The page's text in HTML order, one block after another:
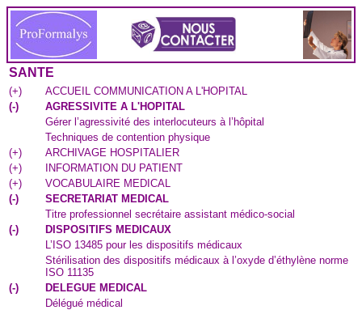
SANTE
(+)
ACCUEIL COMMUNICATION A L'HOPITAL
(-)
AGRESSIVITE A L'HOPITAL
Gérer l’agressivité des interlocuteurs à l’hôpital
Techniques de contention physique
(+)
ARCHIVAGE HOSPITALIER
(+)
INFORMATION DU PATIENT
(+)
VOCABULAIRE MEDICAL
(-)
SECRETARIAT MEDICAL
Titre professionnel secrétaire assistant médico-social
(-)
DISPOSITIFS MEDICAUX
L’ISO 13485 pour les dispositifs médicaux
Stérilisation des dispositifs médicaux à l’oxyde d’éthylène norme
ISO 11135
(-)
DELEGUE MEDICAL
Délégué médical